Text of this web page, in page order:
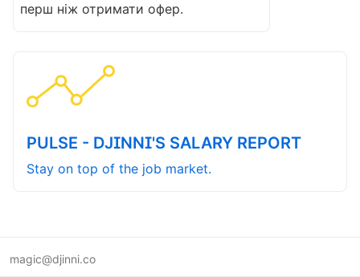
перш ніж отримати офер.
PULSE - DJINNI'S SALARY REPORT
Stay on top of the job market.
magic@djinni.co